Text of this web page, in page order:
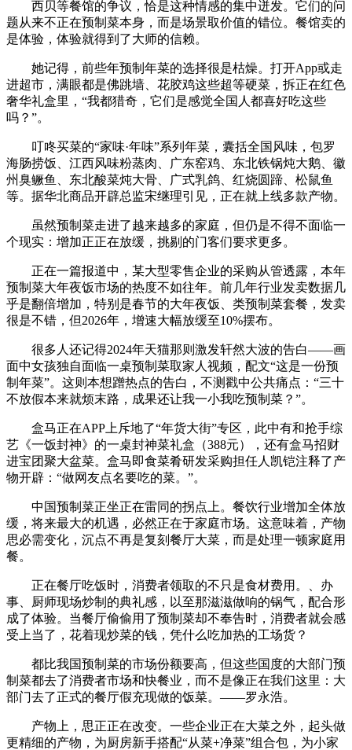
西贝等餐馆的争议，恰是这种情感的集中迸发。它们的问
题从来不正在预制菜本身，而是场景取价值的错位。餐馆卖的
是体验，体验就得到了大师的信赖。
她记得，前些年预制年菜的选择很是枯燥。打开App或走
进超市，满眼都是佛跳墙、花胶鸡这些超等硬菜，拆正在红色
奢华礼盒里，“我都猎奇，它们是感觉全国人都喜好吃这些
吗？”。
叮咚买菜的“家味·年味”系列年菜，囊括全国风味，包罗
海肠捞饭、江西风味粉蒸肉、广东窑鸡、东北铁锅炖大鹅、徽
州臭鳜鱼、东北酸菜炖大骨、广式乳鸽、红烧圆蹄、松鼠鱼
等。据华北商品开辟总监宋继理引见，正在就上线多款产物。
虽然预制菜走进了越来越多的家庭，但仍是不得不面临一
个现实：增加正正在放缓，挑剔的门客们要求更多。
正在一篇报道中，某大型零售企业的采购从管透露，本年
预制菜大年夜饭市场的热度不如往年。前几年行业发卖数据几
乎是翻倍增加，特别是春节的大年夜饭、类预制菜套餐，发卖
很是不错，但2026年，增速大幅放缓至10%摆布。
很多人还记得2024年天猫那则激发轩然大波的告白——画
面中女孩独自面临一桌预制菜取家人视频，配文“这是一份预
制年菜”。这则本想蹭热点的告白，不测戳中公共痛点：“三十
不放假本来就烦末路，成果还让我一小我吃预制菜？”。
盒马正在APP上斥地了“年货大街”专区，此中有和抢手综
艺《一饭封神》的一桌封神菜礼盒（388元），还有盒马招财
进宝团聚大盆菜。盒马即食菜肴研发采购担任人凯铠注释了产
物开辟：“做网友点名要吃的菜。”。
中国预制菜正坐正在雷同的拐点上。餐饮行业增加全体放
缓，将来最大的机遇，必然正在于家庭市场。这意味着，产物
思必需变化，沉点不再是复刻餐厅大菜，而是处理一顿家庭用
餐。
正在餐厅吃饭时，消费者领取的不只是食材费用。、办
事、厨师现场炒制的典礼感，以至那滋滋做响的锅气，配合形
成了体验。当餐厅偷偷用了预制菜却不奉告时，消费者就会感
受上当了，花着现炒菜的钱，凭什么吃加热的工场货？
都比我国预制菜的市场份额要高，但这些国度的大部门预
制菜都去了消费者市场和快餐业，而不是像正在我们这里：大
部门去了正式的餐厅假充现做的饭菜。——罗永浩。
产物上，思正正在改变。一些企业正在大菜之外，起头做
更精细的产物，为厨房新手搭配“从菜+净菜”组合包，为小家